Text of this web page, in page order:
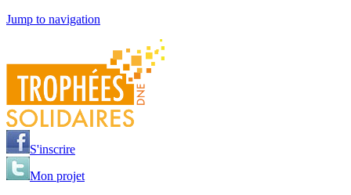
Jump to navigation
S'inscrire
Mon projet